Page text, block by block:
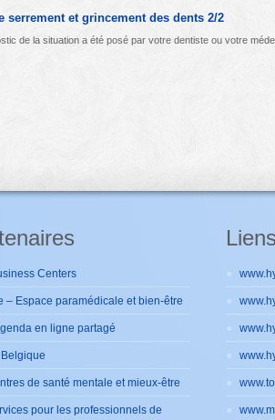
serrement et grincement des dents 2/2
de la situation a été posé par votre dentiste ou votre
Centers
– Espace paramédicale et bien-être
en ligne partagé
de santé mentale et mieux-être
pour les professionnels de